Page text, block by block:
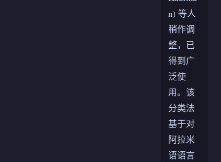
n) 等人
稍作调
整，已
得到广
泛使
用。该
分类法
基于对
阿拉米
语语言